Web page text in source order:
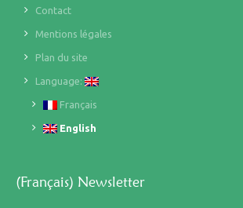
Contact
Mentions légales
Plan du site
Language:
Français
English
(Français) Newsletter